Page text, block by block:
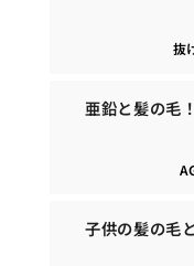
抜
亜鉛と髪の毛
子供の髪の毛